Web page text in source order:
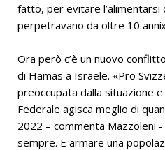
fatto, per evitare l’alimentarsi
perpetravano da oltre 10
Ora però c’è un nuovo
di Hamas a Israele. «Pro
preoccupata dalla situazione
Federale agisca meglio di
2022 – commenta Mazzoleni
sempre. E armare una